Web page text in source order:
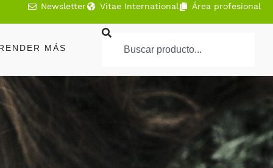
Newsletter Vitae International Área profesional
MÁS